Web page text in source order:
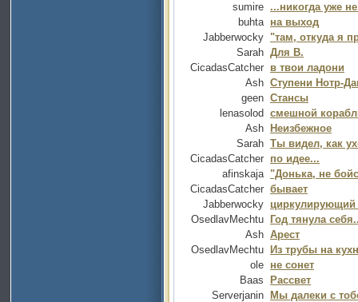
sumire ...никогда уже
buhta на выход
Jabberwocky "там, откуда я
Sarah Для В.
CicadasCatcher в твои ладони
Ash Ступени Нотр-
geen Стансы
lenasolod смешной
Ash
Неизбежное
Sarah Ты видел, как
CicadasCatcher по идее...
afinskaja "Донька, не
CicadasCatcher бывает
Jabberwocky циркулирующий
OsedlavMechtu
Год тянула
Ash Арест
OsedlavMechtu
Из трубы на
ole не сонет
Baas
Рассвет
Serverjanin
Мы далеки с